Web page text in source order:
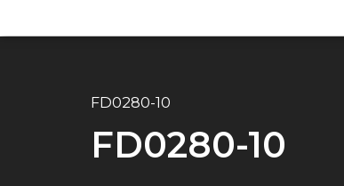
FD0280-10
FD0280-10